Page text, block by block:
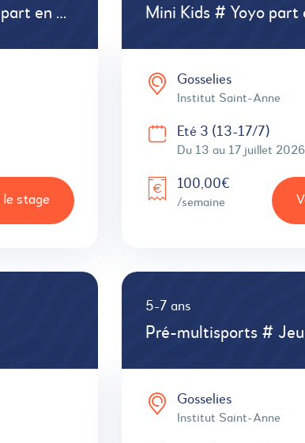
Les Petits Bouts # Yoyo part en voyage # Pré Psychomotricité # bricolages
le stage
Gosselies
Institut Saint-Anne
Eté 3 (13-17/7)
Du 13 au 17 juillet 2026
100,00€
/semaine
5-7 ans
Pré-multisports #
Gosselies
Institut Saint-Anne